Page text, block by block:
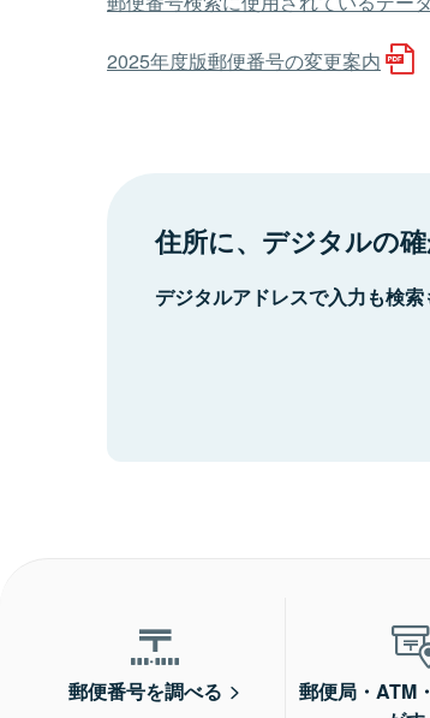
2025年度版郵便番号の変更案内
住所に、デジタルの確
デジタルアドレスで入力も検索
郵便番号を調べる
郵便局・ATM